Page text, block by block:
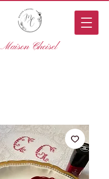
Maison Choisel